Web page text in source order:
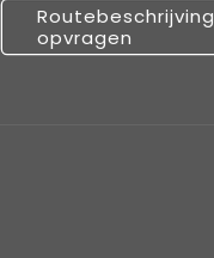
Routebeschrijving
opvragen